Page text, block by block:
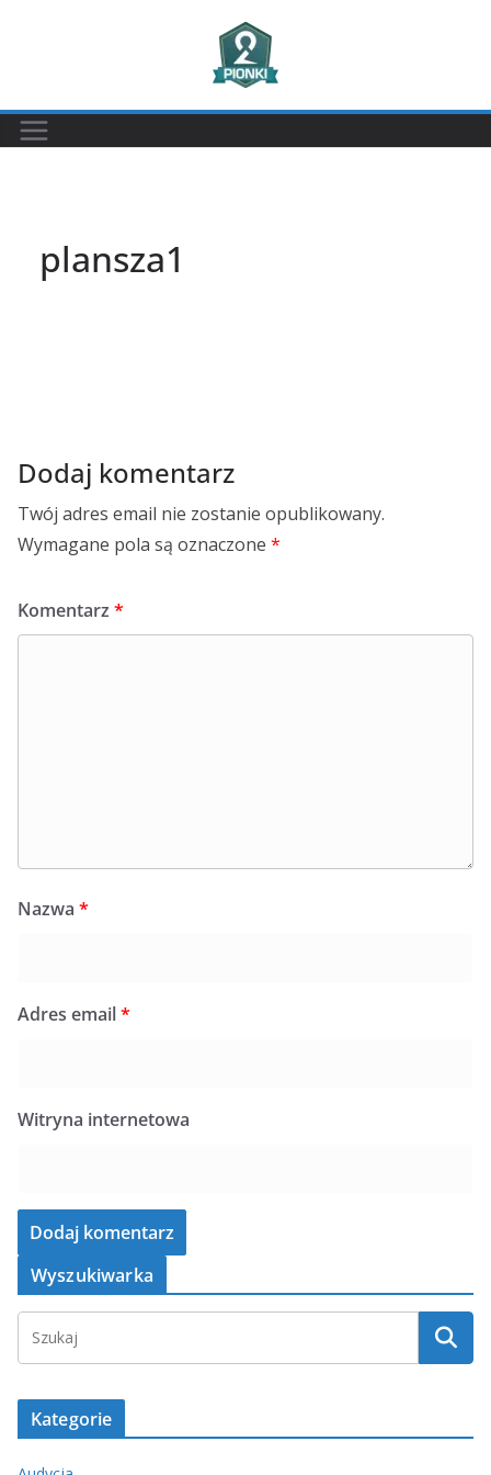
plansza1
Dodaj komentarz
Twój adres email nie zostanie opublikowany.
Wymagane pola są oznaczone *
Komentarz *
Nazwa *
Adres email*
Witryna internetowa
Wyszukiwarka
Kategorie